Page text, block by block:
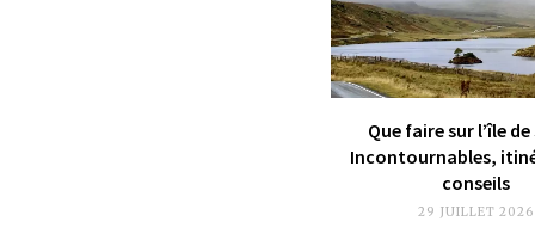
Que faire sur l’île de
Incontournables,
conseils
29 JUILLET 2026